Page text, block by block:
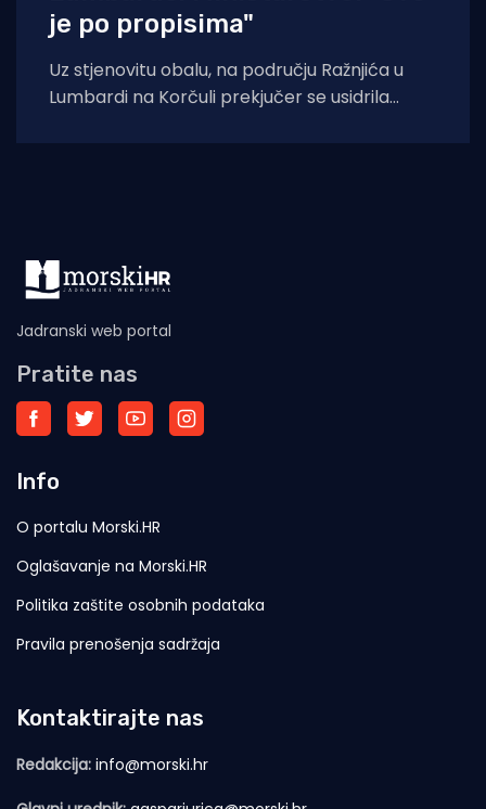
je po propisima"
Uz stjenovitu obalu, na području Ražnjića u
Lumbardi na Korčuli prekjučer se usidrila
Jadranski web portal
Pratite nas
Info
O portalu Morski.HR
Oglašavanje na Morski.HR
Politika zaštite osobnih podataka
Pravila prenošenja sadržaja
Kontaktirajte nas
Redakcija: info@morski.hr